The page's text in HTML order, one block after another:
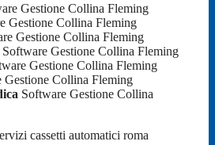
Gestione Collina Fleming
Gestione Collina Fleming
Gestione Collina Fleming
Software Gestione Collina Fleming
Gestione Collina Fleming
Gestione Collina Fleming
Software Gestione Collina